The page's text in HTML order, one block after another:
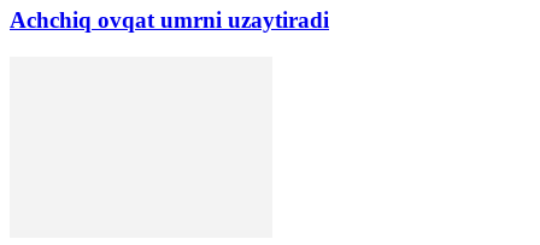
Аchchiq ovqat umrni uzaytiradi